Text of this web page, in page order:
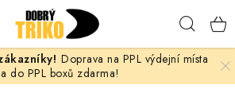
Doprava na PPL výdejní místa
a do PPL boxů zdarma!